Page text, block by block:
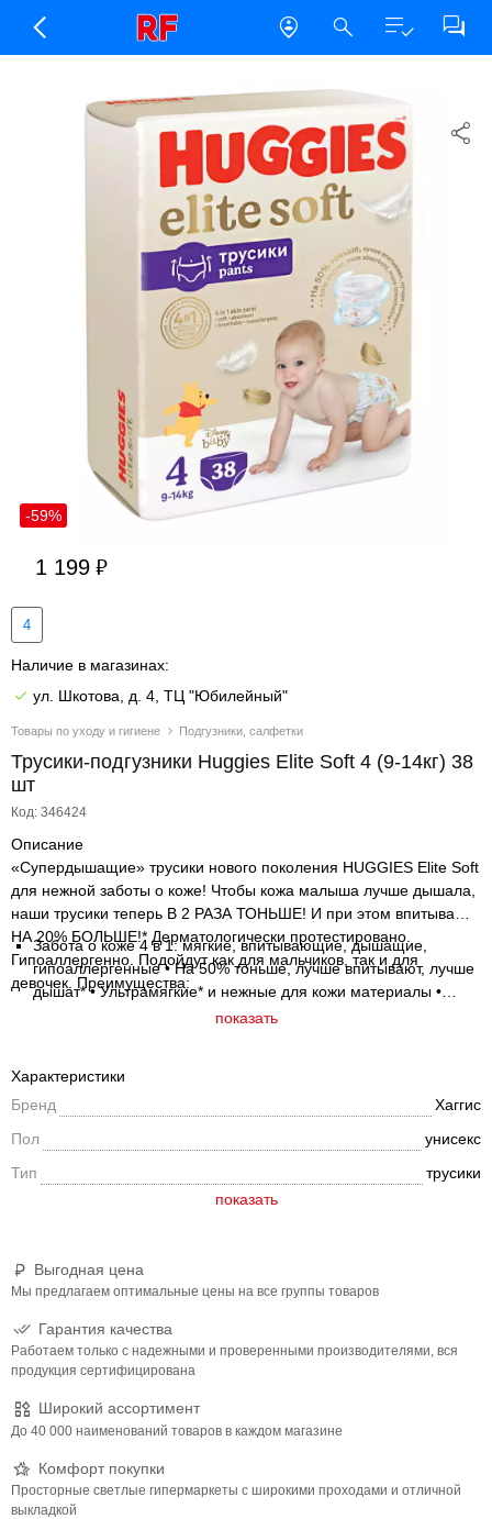
Товары по уходу и гигиене Подгузники, салфетки
Трусики-подгузники Huggies Elite Soft 4 (9-14кг) 38
шт
Код: 346424
-59%
1 199
4
Наличие в магазинах:
ул. Шкотова, д. 4, ТЦ "Юбилейный"
Описание
«Супердышащие» трусики нового поколения HUGGIES Elite Soft
для нежной заботы о коже! Чтобы кожа малыша лучше дышала,
наши трусики теперь В 2 РАЗА ТОНЬШЕ! И при этом впитывают
НА 20% БОЛЬШЕ!* Дерматологически протестировано.
Гипоаллергенно. Подойдут как для мальчиков, так и для
девочек. Преимущества:
Забота о коже 4 в 1: мягкие, впитывающие, дышащие,
гипоаллергенные • На 50% тоньше, лучше впитывают, лучше
дышат* • Ультрамягкие* и нежные для кожи материалы •
Индикатор влаги меняет цвет, когда намокает • Легко надеть -
липучкой. • Мягкий эластичный поясок адаптируется к
изменяющемуся размеру животика малыша • 0% отдушек,
Дисней в каждой упаковке
показать
Выгодная цена
Мы предлагаем оптимальные цены на все группы товаров
Гарантия качества
Работаем только с надежными и проверенными производителями, вся
продукция сертифицирована
Широкий ассортимент
До 40 000 наименований товаров в каждом магазине
Комфорт покупки
Просторные светлые гипермаркеты с широкими проходами и отличной
выкладкой
Характеристики
Бренд
Хаггис
Пол
унисекс
Тип
трусики